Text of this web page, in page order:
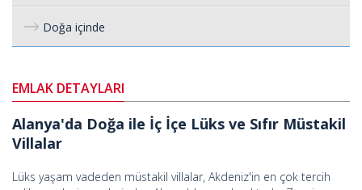
Doğa içinde
EMLAK DETAYLARI
Alanya'da Doğa ile İç İçe Lüks ve Sıfır Müstakil
Villalar
Lüks yaşam vadeden müstakil villalar, Akdeniz'in en çok tercih